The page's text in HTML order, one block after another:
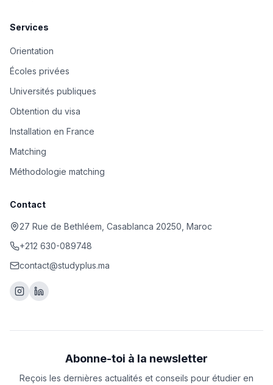
Services
Orientation
Écoles privées
Universités publiques
Obtention du visa
Installation en France
Matching
Méthodologie matching
Contact
27 Rue de Bethléem, Casablanca 20250, Maroc
+212 630-089748
contact@studyplus.ma
Abonne-toi à la newsletter
Reçois les dernières actualités et conseils pour étudier en